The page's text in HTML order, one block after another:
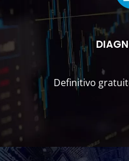
Definitivo